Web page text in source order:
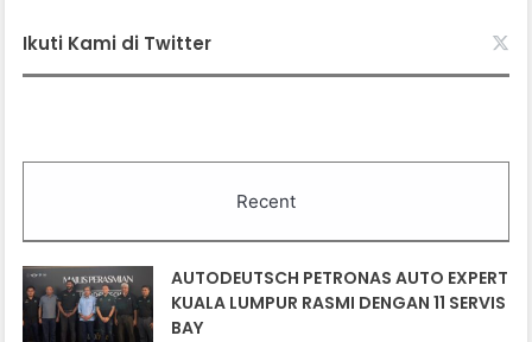
Ikuti Kami di Twitter
Recent
AUTODEUTSCH PETRONAS AUTO EXPERT
KUALA LUMPUR RASMI DENGAN 11 SERVIS
BAY